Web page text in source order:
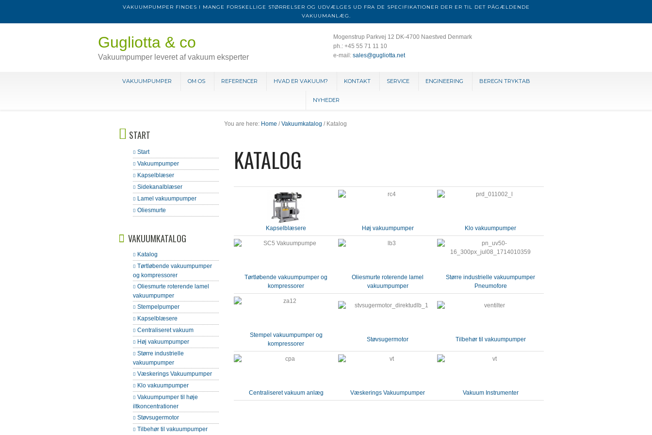
VAKUUMPUMPER FINDES I MANGE FORSKELLIGE STØRRELSER OG UDVÆLGES UD FRA DE SPECIFIKATIONER DER ER TIL DET PÅGÆLDENDE
VAKUUMANLÆG.
Gugliotta & co
Vakuumpumper leveret af vakuum eksperter
Mogenstrup Parkvej 12 DK-4700 Naestved Denmark
ph.: +45 55 71 11 10
e-mail: sales@gugliotta.net
VAKUUMPUMPER OM OS REFERENCER HVAD ER VAKUUM? KONTAKT SERVICE ENGINEERING BEREGN TRYKTAB
NYHEDER
You are here: Home /Vakuumkatalog / Katalog
KATALOG
Kapselblæsere Høj vakuumpumper Klo vakuumpumper
Tørtløbende vakuumpumper og
kompressorer
Oliesmurte roterende lamel
vakuumpumper
Større industrielle vakuumpumper
Pneumofore
Stempel vakuumpumper og
kompressorer
Støvsugermotor Tilbehør til vakuumpumper
Centraliseret vakuum anlæg Væskerings Vakuumpumper Vakuum Instrumenter
START
Start
Vakuumpumper
Kapselblæser
Sidekanalblæser
Lamel vakuumpumper
Oliesmurte
VAKUUMKATALOG
Katalog
Tørtløbende vakuumpumper
og kompressorer
Oliesmurte roterende lamel
vakuumpumper
Stempelpumper
Kapselblæsere
Centraliseret vakuum
Høj vakuumpumper
Større industrielle
vakuumpumper
Væskerings Vakuumpumper
Klo vakuumpumper
Vakuumpumper til høje
iltkoncentrationer
Støvsugermotor
Tilbehør til vakuumpumper